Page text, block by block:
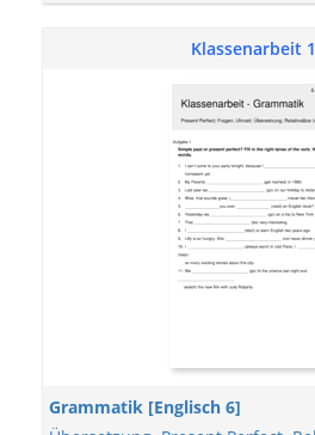
Klassenarbeit
Grammatik [Englisch 6]